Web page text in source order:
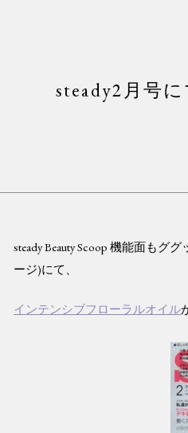
steady2月号
steady Beauty Scoop 機能面も
ージ)にて、
インテンシブフローラルオイル